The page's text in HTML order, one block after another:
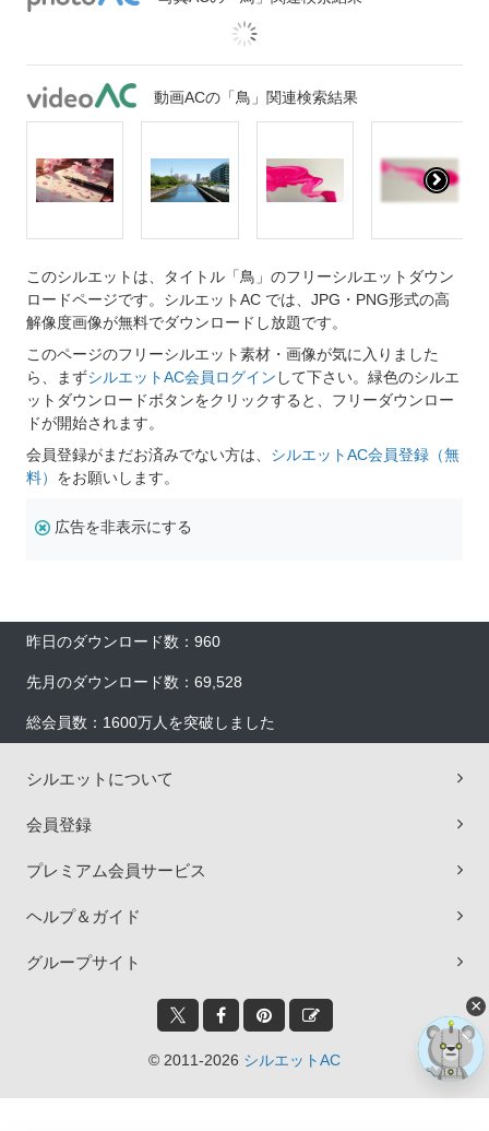
動画ACの「鳥」関連検索結果
このシルエットは、タイトル「鳥」のフリーシルエットダウン
ロードページです。シルエットAC では、JPG・PNG形式の高
解像度画像が無料でダウンロードし放題です。
このページのフリーシルエット素材・画像が気に入りました
ら、まずシルエットAC会員ログイン して下さい。緑色のシルエ
ットダウンロードボタンをクリックすると、フリーダウンロー
ドが開始されます。
会員登録がまだお済みでない方は、 シルエットAC会員登録（無
料） をお願いします。
広告を非表示にする
昨日のダウンロード数：960
先月のダウンロード数：69,528
総会員数：1600万人を突破しました
シルエットについて
会員登録
プレミアム会員サービス
ヘルプ＆ガイド
グループサイト
© 2011-2026 シルエットAC
×